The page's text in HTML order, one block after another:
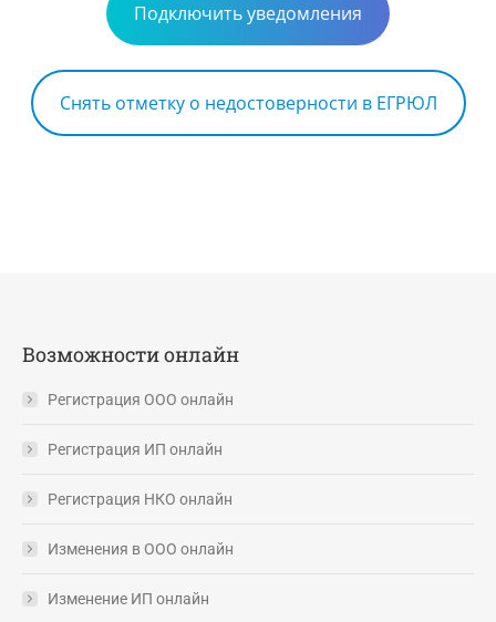
Подключить уведомления
Снять отметку о недостоверности в ЕГРЮЛ
Возможности онлайн
Регистрация ООО онлайн
Регистрация ИП онлайн
Регистрация НКО онлайн
Изменения в ООО онлайн
Изменение ИП онлайн